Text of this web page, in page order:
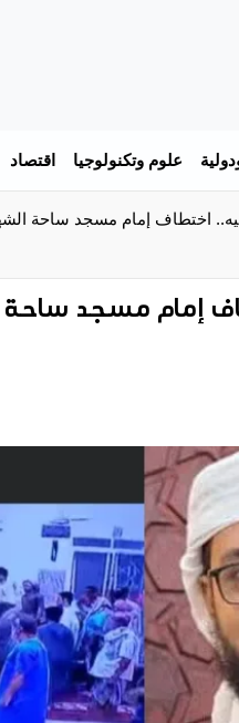
علوم وتكنولوجيا اقتصاد
عليه.. اختطاف إمام مسجد ساحة
إمام مسجد